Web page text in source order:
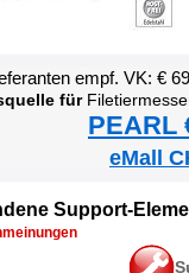
empf. VK: €
für
PEARL
eMall
Sup­port-